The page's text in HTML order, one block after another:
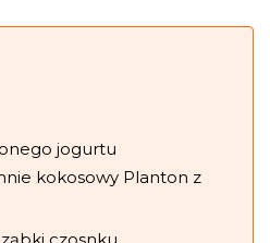
jogurtu
kokosowy Planton z